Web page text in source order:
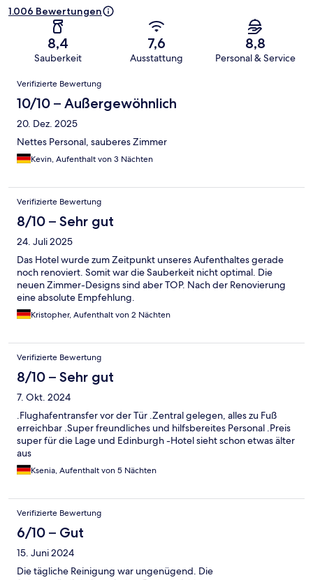
1.006 Bewertungen
8,4
Sauberkeit
7,6
Ausstattung
8,8
Personal & Service
Bewertungen
Verifizierte Bewertung
10/10 – Außergewöhnlich
20. Dez. 2025
Nettes Personal, sauberes Zimmer
Kevin, Aufenthalt von 3 Nächten
Verifizierte Bewertung
8/10 – Sehr gut
24. Juli 2025
Das Hotel wurde zum Zeitpunkt unseres Aufenthaltes gerade
noch renoviert. Somit war die Sauberkeit nicht optimal. Die
neuen Zimmer-Designs sind aber TOP. Nach der Renovierung
eine absolute Empfehlung.
Kristopher, Aufenthalt von 2 Nächten
Verifizierte Bewertung
8/10 – Sehr gut
7. Okt. 2024
.Flughafentransfer vor der Tür .Zentral gelegen, alles zu Fuß
erreichbar .Super freundliches und hilfsbereites Personal .Preis
super für die Lage und Edinburgh -Hotel sieht schon etwas älter
aus
Ksenia, Aufenthalt von 5 Nächten
Verifizierte Bewertung
6/10 – Gut
15. Juni 2024
Die tägliche Reinigung war ungenügend. Die